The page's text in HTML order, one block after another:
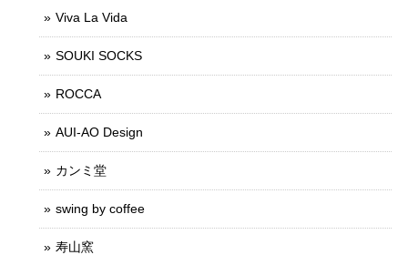
Viva La Vida
SOUKI SOCKS
ROCCA
AUI-AO Design
カンミ堂
swing by coffee
寿山窯